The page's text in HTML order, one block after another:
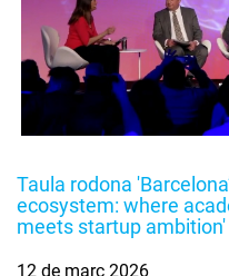
Taula rodona
ecosystem: where
meets startup ambition'
12 de març 2026